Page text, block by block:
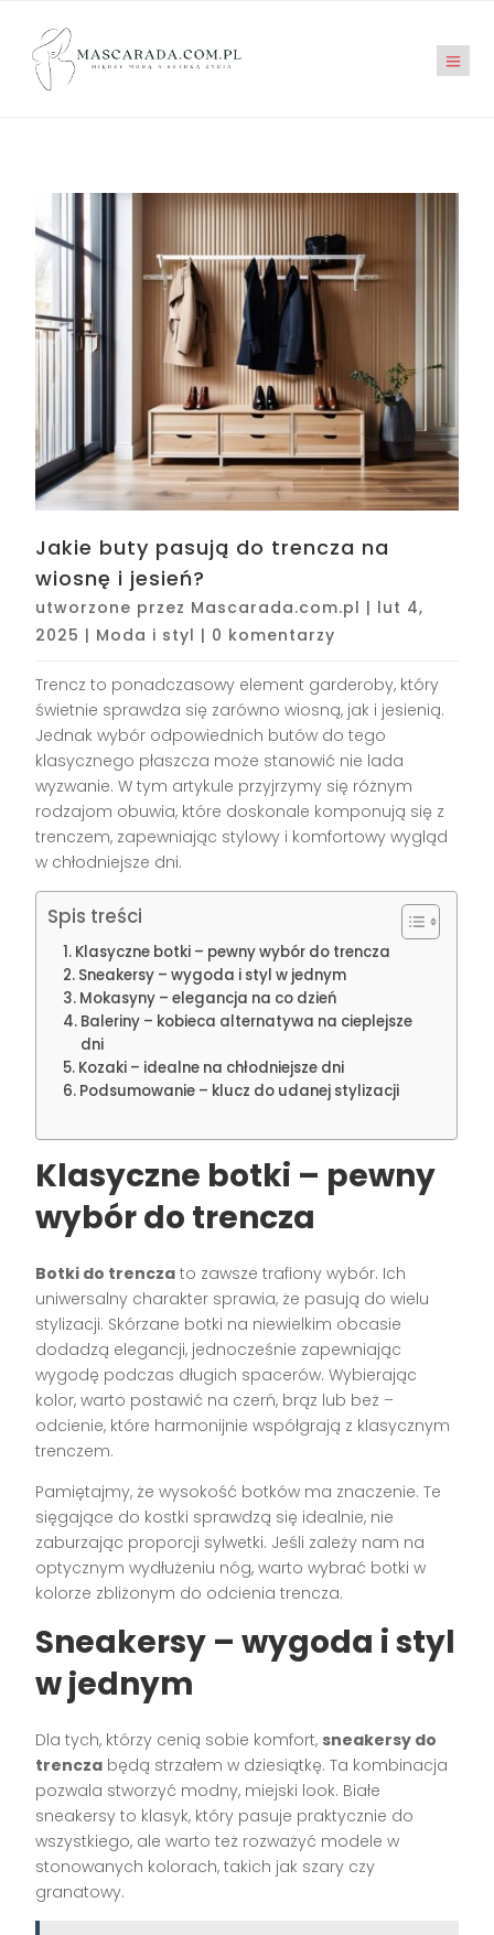
Jakie buty pasują do trencza na
wiosnę i jesień?
utworzone przez Mascarada.com.pl | lut 4,
2025 | Moda i styl | 0 komentarzy
Trencz to ponadczasowy element garderoby, który
świetnie sprawdza się zarówno wiosną, jak i jesienią.
Jednak wybór odpowiednich butów do tego
klasycznego płaszcza może stanowić nie lada
wyzwanie. W tym artykule przyjrzymy się różnym
rodzajom obuwia, które doskonale komponują się z
trenczem, zapewniając stylowy i komfortowy wygląd
w chłodniejsze dni.
Spis treści
Klasyczne botki – pewny wybór do trencza
Sneakersy – wygoda i styl w jednym
Mokasyny – elegancja na co dzień
Baleriny – kobieca alternatywa na cieplejsze
dni
Kozaki – idealne na chłodniejsze dni
Podsumowanie – klucz do udanej stylizacji
Klasyczne botki – pewny
wybór do trencza
Botki do trencza to zawsze trafiony wybór. Ich
uniwersalny charakter sprawia, że pasują do wielu
stylizacji. Skórzane botki na niewielkim obcasie
dodadzą elegancji, jednocześnie zapewniając
wygodę podczas długich spacerów. Wybierając
kolor, warto postawić na czerń, brąz lub beż –
odcienie, które harmonijnie współgrają z klasycznym
trenczem.
Pamiętajmy, że wysokość botków ma znaczenie. Te
sięgające do kostki sprawdzą się idealnie, nie
zaburzając proporcji sylwetki. Jeśli zależy nam na
optycznym wydłużeniu nóg, warto wybrać botki w
kolorze zbliżonym do odcienia trencza.
Sneakersy – wygoda i styl
w jednym
Dla tych, którzy cenią sobie komfort, sneakersy do
trencza będą strzałem w dziesiątkę. Ta kombinacja
pozwala stworzyć modny, miejski look. Białe
sneakersy to klasyk, który pasuje praktycznie do
wszystkiego, ale warto też rozważyć modele w
stonowanych kolorach, takich jak szary czy
granatowy.